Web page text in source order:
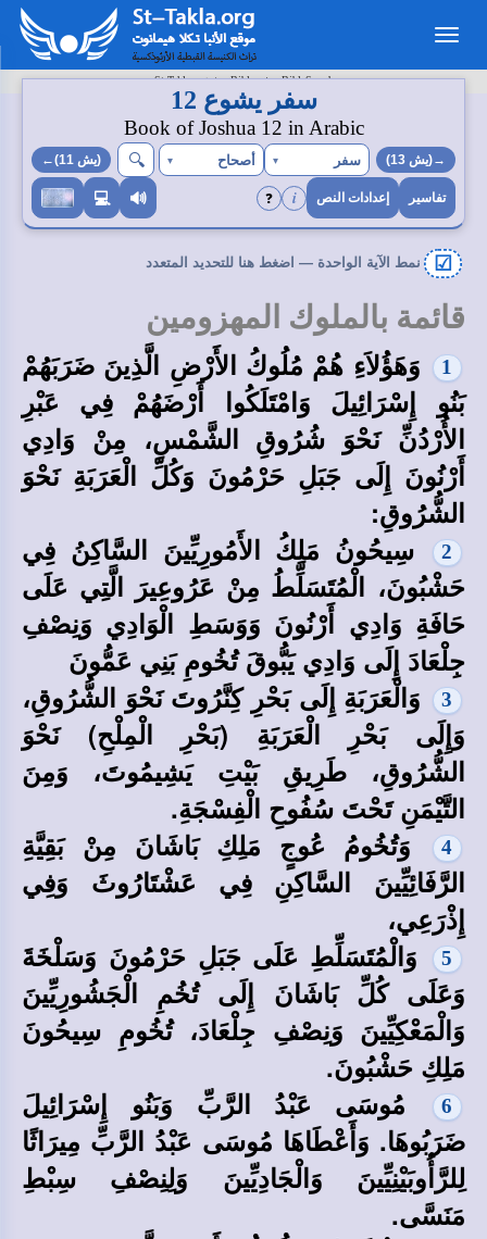
Toggle
navigation
St-Takla.org> Bibles> BibleSearch
تفاسير إعدادات النص i
❓
→(يش 13)
سفر يشوع 12
(يش 11)←
Book of Joshua 12 in Arabic
سفر ▾ أصحاح ▾
🔍︎
🔊
💻
☑ نمط الآية الواحدة — اضغط هنا للتحديد المتعدد
قائمة بالملوك المهزومين
1
وَهَؤُلاَءِ هُمْ مُلُوكُ الأَرْضِ الَّذِينَ ضَرَبَهُمْ
بَنُو إِسْرَائِيلَ وَامْتَلَكُوا أَرْضَهُمْ فِي عَبْرِ
الأُرْدُنِّ نَحْوَ شُرُوقِ الشَّمْسِ، مِنْ وَادِي
أَرْنُونَ إِلَى جَبَلِ حَرْمُونَ وَكُلِّ الْعَرَبَةِ نَحْوَ
الشُّرُوقِ:
2
سِيحُونُ مَلِكُ الأَمُورِيِّينَ السَّاكِنُ فِي
حَشْبُونَ، الْمُتَسَلِّطُ مِنْ عَرُوعِيرَ الَّتِي عَلَى
حَافَةِ وَادِي أَرْنُونَ وَوَسَطِ الْوَادِي وَنِصْفِ
جِلْعَادَ إِلَى وَادِي يَبُّوقَ تُخُومِ بَنِي عَمُّونَ
3
وَالْعَرَبَةِ إِلَى بَحْرِ كِنَّرُوتَ نَحْوَ الشُّرُوقِ،
وَإِلَى بَحْرِ الْعَرَبَةِ (بَحْرِ الْمِلْحِ) نَحْوَ
الشُّرُوقِ، طَرِيقِ بَيْتِ يَشِيمُوتَ، وَمِنَ
التَّيْمَنِ تَحْتَ سُفُوحِ الْفِسْجَةِ.
4
وَتُخُومُ عُوجٍ مَلِكِ بَاشَانَ مِنْ بَقِيَّةِ
الرَّفَائِيِّينَ السَّاكِنِ فِي عَشْتَارُوثَ وَفِي
إِذْرَعِي،
5
وَالْمُتَسَلِّطِ عَلَى جَبَلِ حَرْمُونَ وَسَلْخَةَ
وَعَلَى كُلِّ بَاشَانَ إِلَى تُخُمِ الْجَشُورِيِّينَ
وَالْمَعْكِيِّينَ وَنِصْفِ جِلْعَادَ، تُخُومِ سِيحُونَ
مَلِكِ حَشْبُونَ.
6
مُوسَى عَبْدُ الرَّبِّ وَبَنُو إِسْرَائِيلَ
ضَرَبُوهَا. وَأَعْطَاهَا مُوسَى عَبْدُ الرَّبِّ مِيرَاثًا
لِلرَّأُوبَيْنِيِّينَ وَالْجَادِيِّينَ وَلِنِصْفِ سِبْطِ
مَنَسَّى.